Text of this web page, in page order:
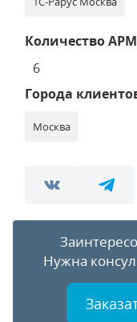
Количество
6
Города
Москва
Нужна